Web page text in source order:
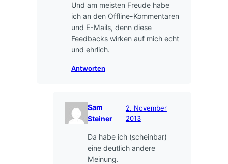
Und am meisten Freude habe
ich an den Offline-Kommentaren
und E-Mails, denn diese
Feedbacks wirken auf mich echt
und ehrlich.
Antworten
Sam
Steiner
2. November
2013
Da habe ich (scheinbar)
eine deutlich andere
Meinung.